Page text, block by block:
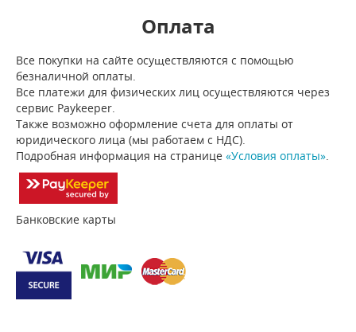
Оплата
Все покупки на сайте осуществляются с помощью
безналичной оплаты.
Все платежи для физических лиц осуществляются через
сервис Paykeeper.
Также возможно оформление счета для оплаты от
юридического лица (мы работаем с НДС).
Подробная информация на странице «Условия оплаты»
Банковские карты